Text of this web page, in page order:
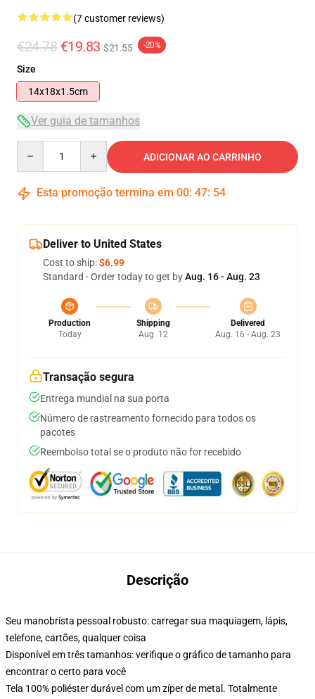
(7 customer reviews)
€24.78 €19.83 $21.55 -20%
Size
14x18x1.5cm
Ver guia de tamanhos
ADICIONAR AO CARRINHO
Esta promoção termina em 00: 47: 54
Deliver to United States
Cost to ship:$6.99
Standard - Order today to get byAug. 16 - Aug. 23
Production
Today
Shipping
Aug. 12
Delivered
Aug. 16 - Aug. 23
Transação segura
Entrega mundial na sua porta
Número de rastreamento fornecido para todos os
pacotes
Reembolso total se o produto não for recebido
Descrição
Seu manobrista pessoal robusto: carregar sua maquiagem, lápis,
telefone, cartões, qualquer coisa
Disponível em três tamanhos: verifique o gráfico de tamanho para
encontrar o certo para você
Tela 100% poliéster durável com um zíper de metal. Totalmente